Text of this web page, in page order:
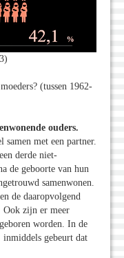
(tussen 1962-
ouders.
met een partner.
derde niet-
de geboorte van hun
samenwonen.
de daaropvolgend
Ook zijn er meer
worden. In de
gebeurt dat